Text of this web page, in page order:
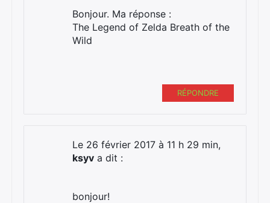
Bonjour. Ma réponse :
The Legend of Zelda Breath of the
Wild
RÉPONDRE
Le 26 février 2017 à 11 h 29 min,
ksyv a dit :
bonjour!